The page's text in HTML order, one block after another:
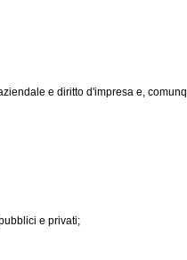
e diritto d'impresa e,
e privati;